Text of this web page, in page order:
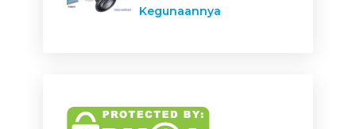
Kegunaannya